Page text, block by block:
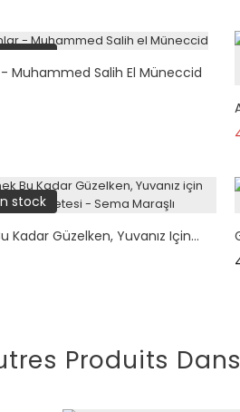
stock
Muhammed Salih El Müneccid
stock
Kadar Güzelken, Yuvanız Için...
Produits